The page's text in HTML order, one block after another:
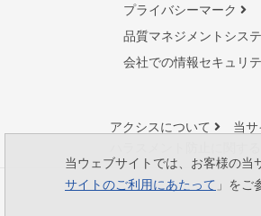
プライバシーマーク
品質マネジメントシステ
会社での情報セキュリ
アクシスについて 当
当ウェブサイトでは、お客様の
サイトのご利用にあたって 」をご